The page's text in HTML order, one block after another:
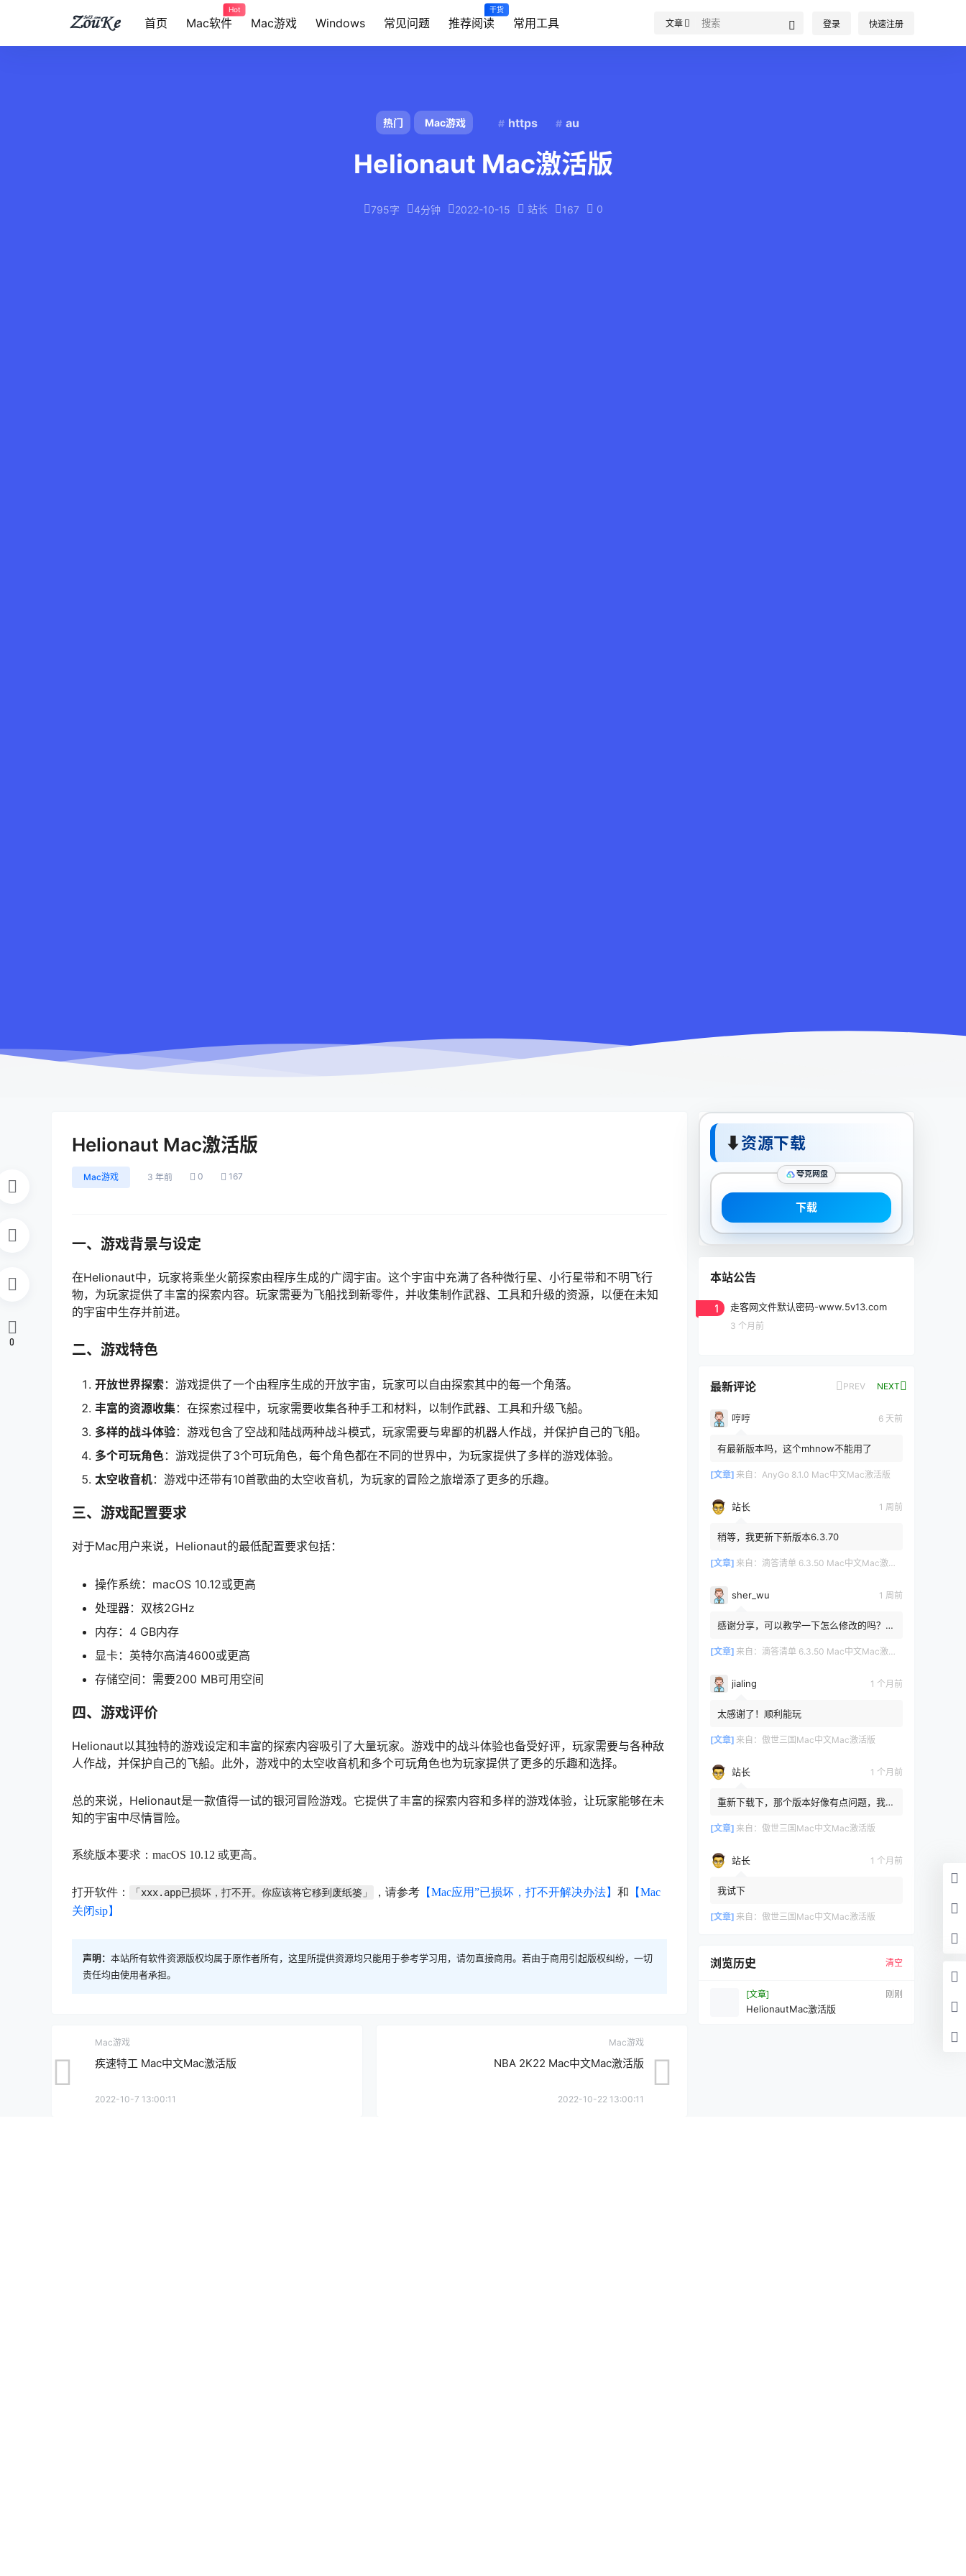
首页 Mac软件
Hot
Mac游戏 Windows 常见问题 推荐阅读
干货
常用工具 文章 登录 快速注册
热门 Mac游戏 https au
Helionaut Mac激活版
795字 4分钟 2022-10-15 站长 167 0
Helionaut Mac激活版
Mac游戏 3 年前 0 167
一、游戏背景与设定
在Helionaut中，玩家将乘坐火箭探索由程序生成的广阔宇宙。这个宇宙中充满了各种微行星、小行星带和不明飞行
物，为玩家提供了丰富的探索内容。玩家需要为飞船找到新零件，并收集制作武器、工具和升级的资源，以便在未知
的宇宙中生存并前进。
二、游戏特色
开放世界探索：游戏提供了一个由程序生成的开放宇宙，玩家可以自由探索其中的每一个角落。
丰富的资源收集：在探索过程中，玩家需要收集各种手工和材料，以制作武器、工具和升级飞船。
多样的战斗体验：游戏包含了空战和陆战两种战斗模式，玩家需要与卑鄙的机器人作战，并保护自己的飞船。
多个可玩角色：游戏提供了3个可玩角色，每个角色都在不同的世界中，为玩家提供了多样的游戏体验。
太空收音机：游戏中还带有10首歌曲的太空收音机，为玩家的冒险之旅增添了更多的乐趣。
三、游戏配置要求
对于Mac用户来说，Helionaut的最低配置要求包括：
操作系统：macOS 10.12或更高
处理器：双核2GHz
内存：4 GB内存
显卡：英特尔高清4600或更高
存储空间：需要200 MB可用空间
四、游戏评价
Helionaut以其独特的游戏设定和丰富的探索内容吸引了大量玩家。游戏中的战斗体验也备受好评，玩家需要与各种敌
人作战，并保护自己的飞船。此外，游戏中的太空收音机和多个可玩角色也为玩家提供了更多的乐趣和选择。
总的来说，Helionaut是一款值得一试的银河冒险游戏。它提供了丰富的探索内容和多样的游戏体验，让玩家能够在未
知的宇宙中尽情冒险。
系统版本要求：macOS 10.12 或更高。
打开软件： 「xxx.app已损坏，打不开。你应该将它移到废纸篓」 ，请参考 【Mac应用”已损坏，打不开解决办法】 和 【Mac
关闭sip】
声明： 本站所有软件资源版权均属于原作者所有，这里所提供资源均只能用于参考学习用，请勿直接商用。若由于商用引起版权纠纷，一切
责任均由使用者承担。
0
Mac游戏
疾速特工 Mac中文Mac激活版
2022-10-7 13:00:11
Mac游戏
NBA 2K22 Mac中文Mac激活版
2022-10-22 13:00:11
⬇资源下载
夸克网盘
下载
本站公告
1 走客网文件默认密码-www.5v13.com
3 个月前
最新评论 PREV NEXT
哼哼 6 天前
有最新版本吗，这个mhnow不能用了
[文章] 来自： AnyGo 8.1.0 Mac中文Mac激活版
站长 1 周前
稍等，我更新下新版本6.3.70
[文章] 来自： 滴答清单 6.3.50 Mac中文Mac激活版
sher_wu 1 周前
感谢分享，可以教学一下怎么修改的吗？目
[文章] 来自： 滴答清单 6.3.50 Mac中文Mac激活版
jialing 1 个月前
太感谢了！顺利能玩
[文章] 来自： 傲世三国Mac中文Mac激活版
站长 1 个月前
重新下载下，那个版本好像有点问题，我重
[文章] 来自： 傲世三国Mac中文Mac激活版
站长 1 个月前
我试下
[文章] 来自： 傲世三国Mac中文Mac激活版
浏览历史 清空
[文章] 刚刚
HelionautMac激活版